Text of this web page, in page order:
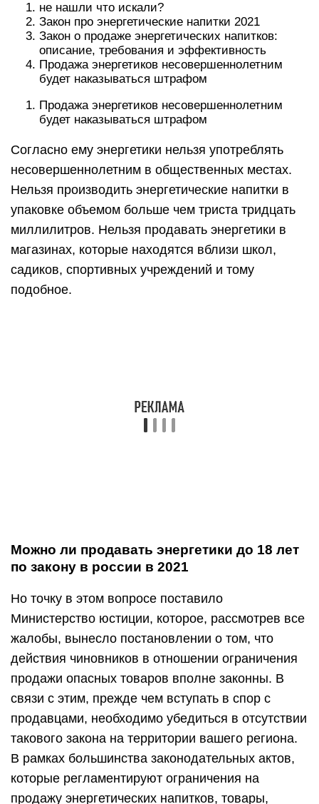
не нашли что искали?
Закон про энергетические напитки 2021
Закон о продаже энергетических напитков:
описание, требования и эффективность
Продажа энергетиков несовершеннолетним
будет наказываться штрафом
Продажа энергетиков несовершеннолетним
будет наказываться штрафом
Согласно ему энергетики нельзя употреблять
несовершеннолетним в общественных местах.
Нельзя производить энергетические напитки в
упаковке объемом больше чем триста тридцать
миллилитров. Нельзя продавать энергетики в
магазинах, которые находятся вблизи школ,
садиков, спортивных учреждений и тому
подобное.
Можно ли продавать энергетики до 18 лет
по закону в россии в 2021
Но точку в этом вопросе поставило
Министерство юстиции, которое, рассмотрев все
жалобы, вынесло постановлении о том, что
действия чиновников в отношении ограничения
продажи опасных товаров вполне законны. В
связи с этим, прежде чем вступать в спор с
продавцами, необходимо убедиться в отсутствии
такового закона на территории вашего региона.
В рамках большинства законодательных актов,
которые регламентируют ограничения на
продажу энергетических напитков, товары,